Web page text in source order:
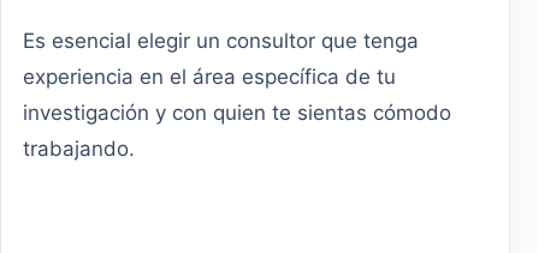
Es esencial elegir un consultor que tenga
experiencia en el área específica de tu
investigación y con quien te sientas cómodo
trabajando.